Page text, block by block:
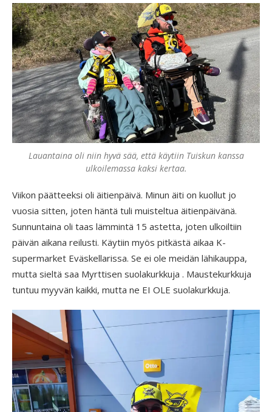
Lauantaina oli niin hyvä sää, että käytiin Tuiskun kanssa
ulkoilemassa kaksi kertaa.
Viikon päätteeksi oli äitienpäivä. Minun äiti on kuollut jo
vuosia sitten, joten häntä tuli muisteltua äitienpäivänä.
Sunnuntaina oli taas lämmintä 15 astetta, joten ulkoiltiin
päivän aikana reilusti. Käytiin myös pitkästä aikaa K-
supermarket Eväskellarissa. Se ei ole meidän lähikauppa,
mutta sieltä saa Myrttisen suolakurkkuja . Maustekurkkuja
tuntuu myyvän kaikki, mutta ne EI OLE suolakurkkuja.